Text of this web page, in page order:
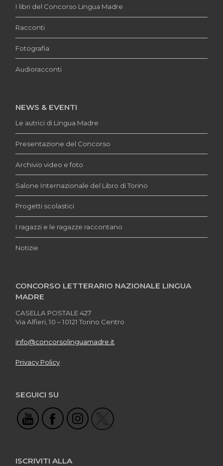
I libri del Concorso Lingua Madre
Racconti
Fotografia
Audioracconti
NEWS & EVENTI
Le autrici di Lingua Madre
Presentazione del Concorso
Archivio video e foto
Salone Internazionale del Libro di Torino
Progetti scolastici
I ragazzi e le ragazze raccontano
Notizie
CONCORSO LETTERARIO NAZIONALE LINGUA
MADRE
CASELLA POSTALE 427
Via Alfieri, 10 – 10121 Torino Centro
info@concorsolinguamadre.it
Privacy Policy
SEGUICI SU
ISCRIVITI ALLA